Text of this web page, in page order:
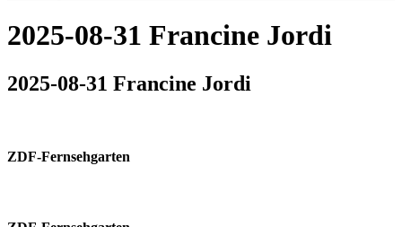
2025-08-31 Francine Jordi
2025-08-31 Francine Jordi
ZDF-Fernsehgarten